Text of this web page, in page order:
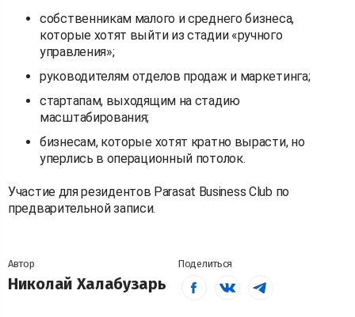
собственникам малого и среднего бизнеса,
которые хотят выйти из стадии «ручного
управления»;
руководителям отделов продаж и маркетинга;
стартапам, выходящим на стадию
масштабирования;
бизнесам, которые хотят кратно вырасти, но
уперлись в операционный потолок.
Участие для резидентов Parasat Business Club по
предварительной записи.
Автор
Николай Халабузарь
Поделиться